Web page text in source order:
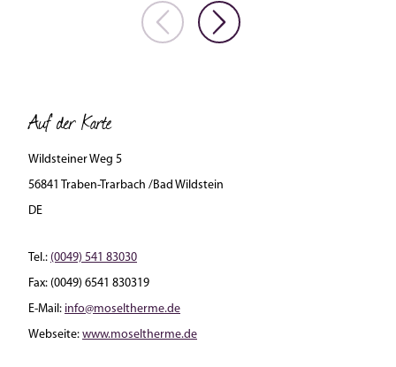
Auf der Karte
Wildsteiner Weg 5
56841 Traben-Trarbach /Bad Wildstein
DE
Tel.: (0049) 541 83030
Fax: (0049) 6541 830319
E-Mail: info@moseltherme.de
Webseite: www.moseltherme.de